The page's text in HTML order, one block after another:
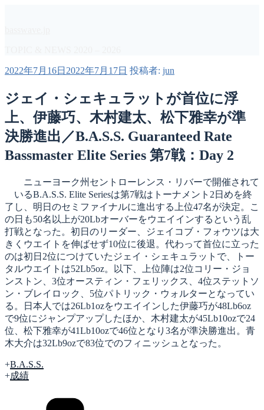
へ
キ
ッ
プ
投
日:
2022年7月16日 2022年7月17日 投稿者: jun
ジェイ・シェキュラットが首位に浮
上、伊藤巧、木村建太、松下雅幸が準
決勝進出／B.A.S.S. Guaranteed Rate
Bassmaster Elite Series 第7戦：Day 2
ニューヨーク州セントローレンス・リバーで開催されて
いるB.A.S.S. Elite Seriesは第7戦はトーナメント2日めを終
了し、明日のセミファイナルに進出する上位47名が決定。こ
の日も50名以上が20Lbオーバーをウエイインするという乱
打戦となった。初日のリーダー、ジェイコブ・フォウツは大
きくウエイトを伸ばせず10位に後退。代わって首位に立った
のは初日2位につけていたジェイ・シェキュラットで、トー
タルウエイトは52Lb5oz。以下、上位陣は2位コリー・ジョ
ンストン、3位オースティン・フェリックス、4位ステットソ
ン・ブレイロック、5位パトリック・ウォルターとなってい
る。日本人では26Lb1ozをウエイインした伊藤巧が48Lb6oz
で9位にジャンプアップしたほか、木村建太が45Lb10ozで24
位、松下雅幸が41Lb10ozで46位となり3名が準決勝進出。青
木大介は32Lb9ozで83位でのフィニッシュとなった。
+B.A.S.S.
+成績